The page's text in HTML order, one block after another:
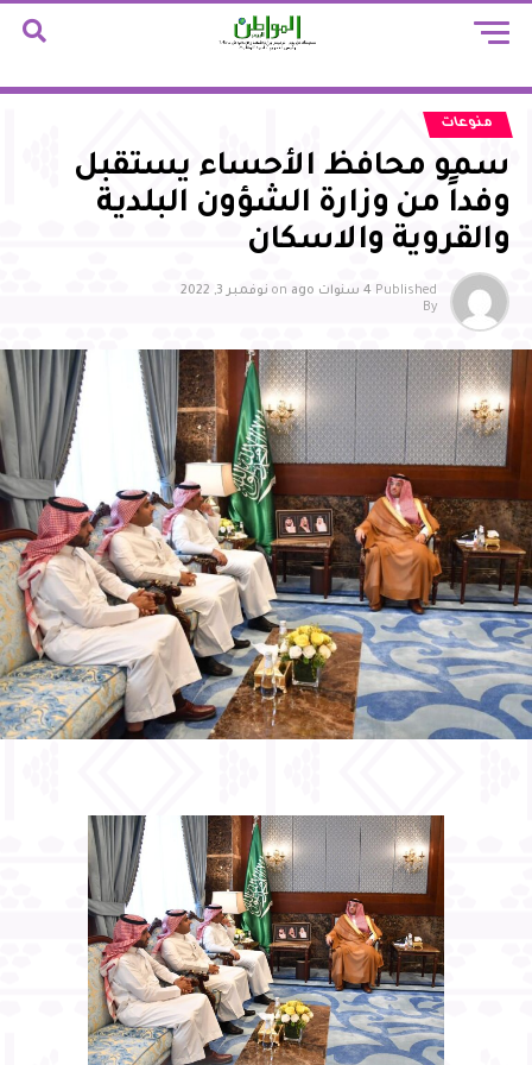
منوعات
سمو محافظ الأحساء يستقبل
وفداً من وزارة الشؤون البلدية
والقروية والاسكان
Published 4 سنوات ago on نوفمبر 3, 2022
By